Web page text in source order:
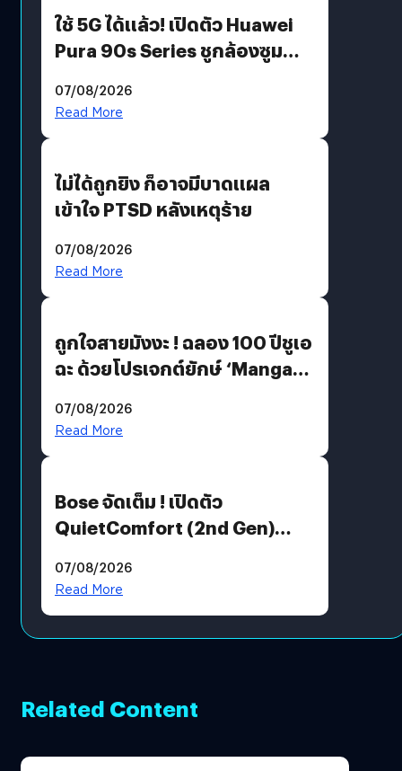
ใช้ 5G ได้แล้ว! เปิดตัว Huawei
Pura 90s Series ชูกล้องซูม
07/08/2026
Read More
ไม่ได้ถูกยิง ก็อาจมีบาดแผล
เข้าใจ PTSD หลังเหตุร้าย
07/08/2026
Read More
ถูกใจสายมังงะ ! ฉลอง 100 ปีชูเอ
ฉะ ด้วยโปรเจกต์ยักษ์ ‘Manga
มีภาษาไทยด้วย
07/08/2026
Read More
Bose จัดเต็ม ! เปิดตัว
QuietComfort (2nd Gen)
07/08/2026
Read More
Related Content